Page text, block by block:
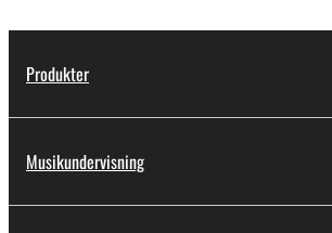
Produkter
Musikundervisning